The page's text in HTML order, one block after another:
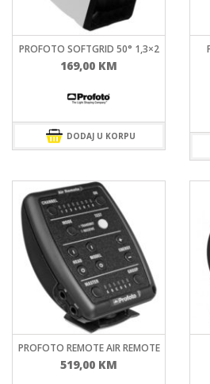
PROFOTO SOFTGRID 50° 1,3×2
169,00 KM
DODAJ U KORPU
PROFOTO REMOTE AIR REMOTE
519,00 KM